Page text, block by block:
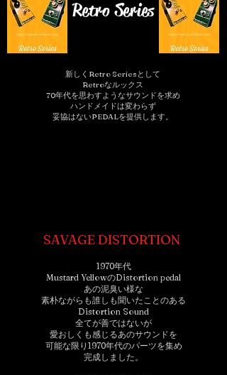
Retro Series
新しくRetro Seriesとして
​Retroなルックス
70年代を思わすようなサウンドを求め
ハンドメイドは変わらず
​妥協はないPEDALを提供します。
SAVAGE DISTORTION
1970年代
Mustard YellowのDistortion pedal
あの泥臭い様な
素朴ながらも誰しも聞いたことのある
Distortion Sound
全てが善ではないが
愛おしくも感じるあのサウンドを
可能な限り1970年代のパーツを集め
完成しました。